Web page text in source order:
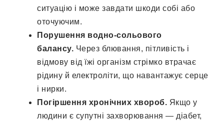
ситуацію і може завдати шкоди собі або
оточуючим.
Порушення водно-сольового
балансу. Через блювання, пітливість і
відмову від їжі організм стрімко втрачає
рідину й електроліти, що навантажує серце
і нирки.
Погіршення хронічних хвороб. Якщо у
людини є супутні захворювання — діабет,